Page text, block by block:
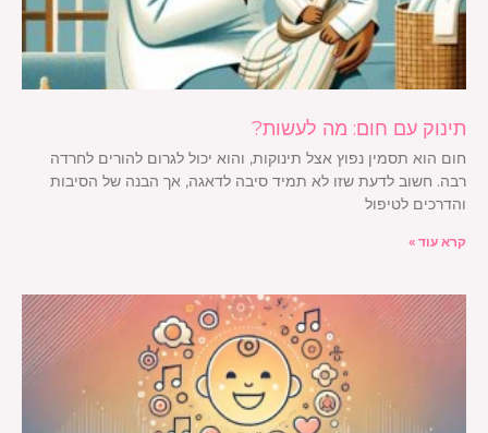
תינוק עם חום: מה לעשות?
חום הוא תסמין נפוץ אצל תינוקות, והוא יכול לגרום להורים לחרדה
רבה. חשוב לדעת שזו לא תמיד סיבה לדאגה, אך הבנה של הסיבות
והדרכים לטיפול
קרא עוד »